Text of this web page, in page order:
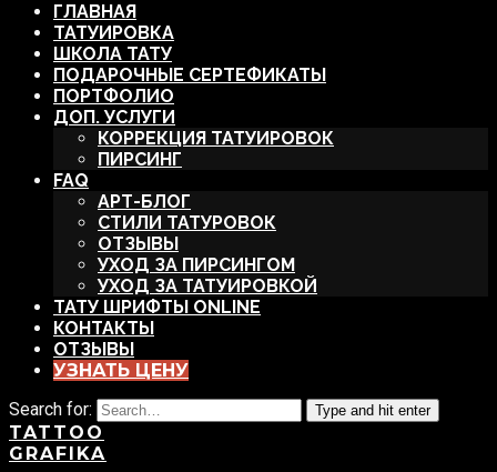
ГЛАВНАЯ
ТАТУИРОВКА
ШКОЛА ТАТУ
ПОДАРОЧНЫЕ СЕРТЕФИКАТЫ
ПОРТФОЛИО
ДОП. УСЛУГИ
КОРРЕКЦИЯ ТАТУИРОВОК
ПИРСИНГ
FAQ
АРТ-БЛОГ
СТИЛИ ТАТУРОВОК
ОТЗЫВЫ
УХОД ЗА ПИРСИНГОМ
УХОД ЗА ТАТУИРОВКОЙ
ТАТУ ШРИФТЫ ONLINE
КОНТАКТЫ
ОТЗЫВЫ
УЗНАТЬ ЦЕНУ
Search for:
Type and hit enter
TATTOO
GRAFIKA